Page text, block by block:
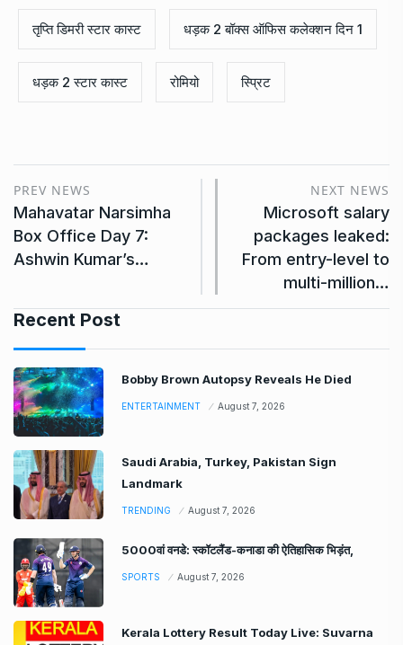
तृप्ति डिमरी स्टार कास्ट धड़क 2 बॉक्स ऑफिस कलेक्शन दिन 1
धड़क 2 स्टार कास्ट रोमियो स्प्रिट
PREV NEWS
Mahavatar Narsimha
Box Office Day 7:
Ashwin Kumar’s…
NEXT NEWS
Microsoft salary
packages leaked:
From entry-level to
multi-million…
Recent Post
Bobby Brown Autopsy Reveals He Died
ENTERTAINMENT August 7, 2026
Saudi Arabia, Turkey, Pakistan Sign
Landmark
TRENDING August 7, 2026
5000वां वनडे: स्कॉटलैंड-कनाडा की ऐतिहासिक भिड़ंत,
SPORTS August 7, 2026
Kerala Lottery Result Today Live: Suvarna